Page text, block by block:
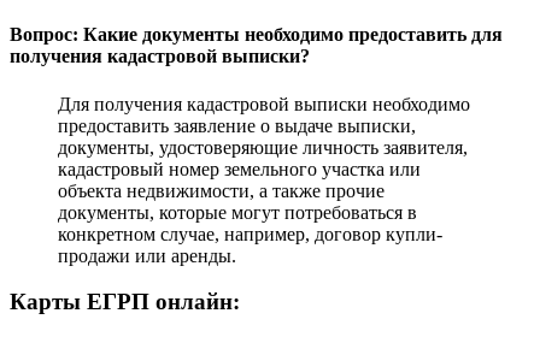
Вопрос: Какие документы необходимо предоставить для
получения кадастровой выписки?
Для получения кадастровой выписки необходимо
предоставить заявление о выдаче выписки,
документы, удостоверяющие личность заявителя,
кадастровый номер земельного участка или
объекта недвижимости, а также прочие
документы, которые могут потребоваться в
конкретном случае, например, договор купли-
продажи или аренды.
Карты ЕГРП онлайн: